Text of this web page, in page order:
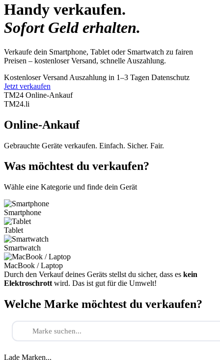
Handy verkaufen.
Sofort Geld erhalten.
Verkaufe dein Smartphone, Tablet oder Smartwatch zu fairen
Preisen – kostenloser Versand, schnelle Auszahlung.
Kostenloser Versand Auszahlung in 1–3 Tagen Datenschutz
Jetzt verkaufen
TM24 Online-Ankauf
TM24.li
Online-Ankauf
Gebrauchte Geräte verkaufen. Einfach. Sicher. Fair.
Was möchtest du verkaufen?
Wähle eine Kategorie und finde dein Gerät
Smartphone
Tablet
Smartwatch
MacBook / Laptop
Durch den Verkauf deines Geräts stellst du sicher, dass es kein
Elektroschrott wird. Das ist gut für die Umwelt!
Welche Marke möchtest du verkaufen?
Lade Marken...